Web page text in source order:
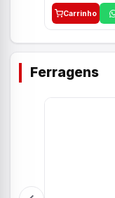
Carrinho
Ferragens